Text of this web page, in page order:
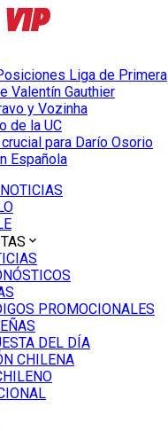
Liga de Primera
Valentín Gauthier
y Vozinha
de la UC
para Darío Osorio
Española
PROMOCIONALES
DEL DÍA
CHILENA